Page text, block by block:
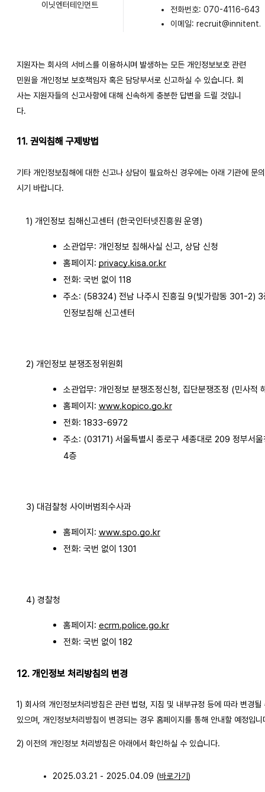
이닛엔터테인먼트
전화번호: 070-4116-6435
이메일:
지원자는 회사의 서비스를 이용하시며 발생하는 모든 개인정보보호 관련
민원을 개인정보 보호책임자 혹은 담당부서로 신고하실 수 있습니다. 회
사는 지원자들의 신고사항에 대해 신속하게 충분한 답변을 드릴 것입니
다.
11. 권익침해 구제방법
기타 개인정보침해에 대한 신고나 상담이 필요하신 경우에는 아래 기관에 문
시기 바랍니다.
1) 개인정보 침해신고센터 (한국인터넷진흥원 운영)
소관업무: 개인정보 침해사실 신고, 상담 신청
홈페이지: privacy.kisa.or.kr
전화: 국번 없이 118
주소: (58324) 전남 나주시 진흥길 9(빛가람동 301-2) 3
인정보침해 신고센터
2) 개인정보 분쟁조정위원회
소관업무: 개인정보 분쟁조정신청, 집단분쟁조정 (민사적
홈페이지: www.kopico.go.kr
전화: 1833-6972
주소: (03171) 서울특별시 종로구 세종대로 209 정부서울
4층
3) 대검찰청 사이버범죄수사과
홈페이지: www.spo.go.kr
전화: 국번 없이 1301
4) 경찰청
홈페이지: ecrm.police.go.kr
전화: 국번 없이 182
12. 개인정보 처리방침의 변경
1) 회사의 개인정보처리방침은 관련 법령, 지침 및 내부규정 등에 따라 변경될
있으며, 개인정보처리방침이 변경되는 경우 홈페이지를 통해 안내할 예정입니
2) 이전의 개인정보 처리방침은 아래에서 확인하실 수 있습니다.
2025.03.21 - 2025.04.09 (바로가기)